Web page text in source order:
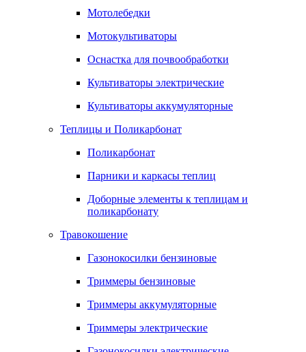
Мотолебедки
Мотокультиваторы
Оснастка для почвообработки
Культиваторы электрические
Культиваторы аккумуляторные
Теплицы и Поликарбонат
Поликарбонат
Парники и каркасы теплиц
Доборные элементы к теплицам и
поликарбонату
Травокошение
Газонокосилки бензиновые
Триммеры бензиновые
Триммеры аккумуляторные
Триммеры электрические